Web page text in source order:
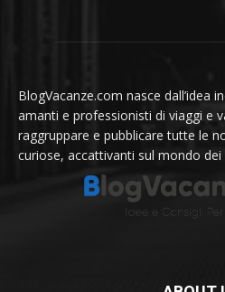
BlogVacanze.com nasce dall’idea
amanti e professionisti di viaggi e
raggruppare e pubblicare tutte le
curiose, accattivanti sul mondo dei